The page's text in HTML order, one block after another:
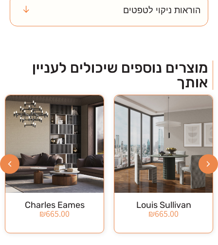
הוראות ניקוי לטפטים
מוצרים נוספים שיכולים לעניין
אותך
לצפייה במוצר
Louis Sullivan
₪665.00
לצפייה במוצר
Charles Eames
₪665.00